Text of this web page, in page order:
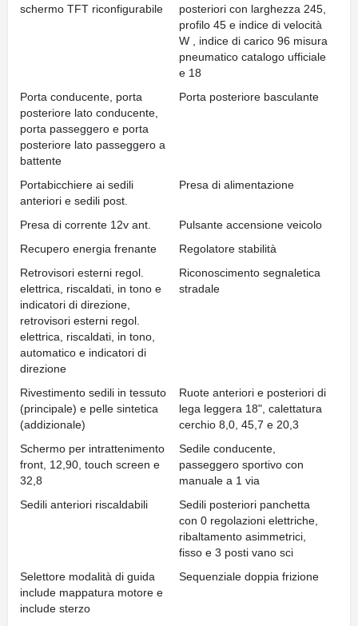
schermo TFT riconfigurabile
posteriori con larghezza 245,
profilo 45 e indice di velocità
W , indice di carico 96 misura
pneumatico catalogo ufficiale
e 18
Porta conducente, porta
posteriore lato conducente,
porta passeggero e porta
posteriore lato passeggero a
battente
Porta posteriore basculante
Portabicchiere ai sedili
anteriori e sedili post.
Presa di alimentazione
Presa di corrente 12v ant.
Pulsante accensione veicolo
Recupero energia frenante
Regolatore stabilità
Retrovisori esterni regol.
elettrica, riscaldati, in tono e
indicatori di direzione,
retrovisori esterni regol.
elettrica, riscaldati, in tono,
automatico e indicatori di
direzione
Riconoscimento segnaletica
stradale
Rivestimento sedili in tessuto
(principale) e pelle sintetica
(addizionale)
Ruote anteriori e posteriori di
lega leggera 18", calettatura
cerchio 8,0, 45,7 e 20,3
Schermo per intrattenimento
front, 12,90, touch screen e
32,8
Sedile conducente,
passeggero sportivo con
manuale a 1 via
Sedili anteriori riscaldabili
Sedili posteriori panchetta
con 0 regolazioni elettriche,
ribaltamento asimmetrici,
fisso e 3 posti vano sci
Selettore modalità di guida
include mappatura motore e
include sterzo
Sequenziale doppia frizione